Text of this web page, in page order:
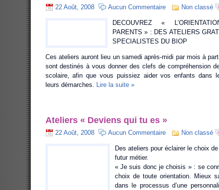
22 Août, 2008 Aucun Commentaire Non classé
DECOUVREZ «
PARENTS » : DES ATELIERS
SPECIALISTES DU BIOP
Ces ateliers auront lieu un samedi après-midi par mois à
sont destinés à vous donner des clefs de compréhension
scolaire, afin que vous puissiez aider vos enfants dans
leurs démarches. Lire la suite »
Ateliers « Deviens qui tu es »
22 Août, 2008 Aucun Commentaire Non classé
Des ateliers pour éclairer le choix
futur métier.
« Je suis donc je choisis » : se
choix de toute orientation. Mieux
dans le processus d’une